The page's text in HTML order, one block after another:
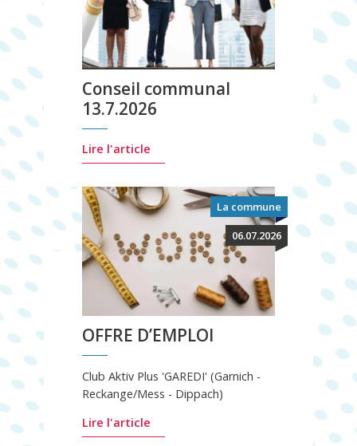
Conseil communal
13.7.2026
Lire l'article
06.07.2026
La commune
OFFRE D’EMPLOI
Club Aktiv Plus 'GAREDI' (Garnich -
Reckange/Mess - Dippach)
Lire l'article